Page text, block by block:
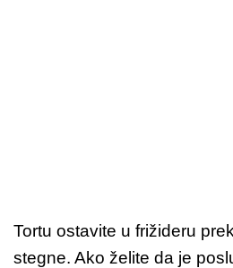
Tortu ostavite u frižideru
stegne. Ako želite da je